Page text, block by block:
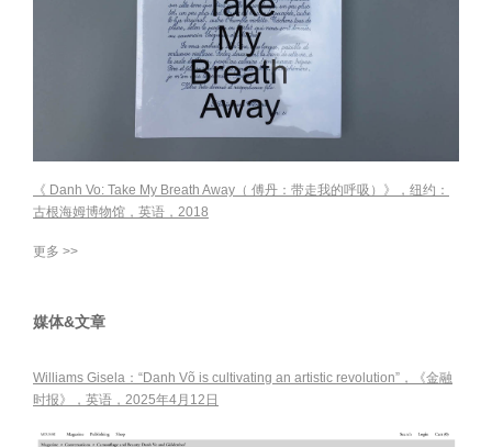
《 Danh Vo: Take My Breath Away（ 傅丹：带走我的呼吸）》，纽约：
古根海姆博物馆，英语，2018
更多 >>
媒体&文章
Williams Gisela：“Danh Võ is cultivating an artistic revolution”，《金融
时报》，英语，2025年4月12日